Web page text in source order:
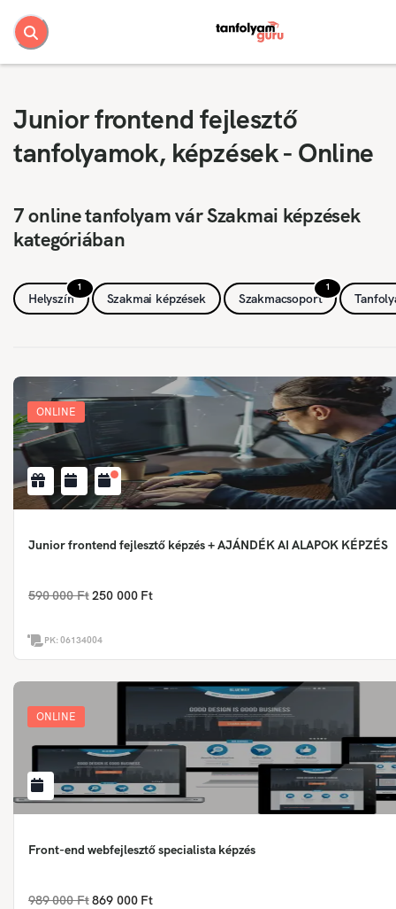
Junior frontend fejlesztő
tanfolyamok, képzések - Online
7 online tanfolyam vár Szakmai képzések
kategóriában
1
Helyszín Szakmai képzések
1
Szakmacsoport
ONLINE
Junior frontend fejlesztő képzés + AJÁNDÉK AI ALAPOK KÉPZÉS
590 000 Ft 250 000 Ft
PK:06134004
ONLINE
Front-end webfejlesztő specialista képzés
989 000 Ft 869 000 Ft